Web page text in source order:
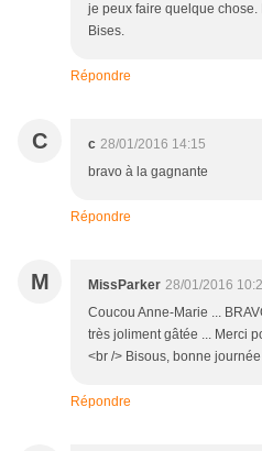
je peux faire quelque
Bises.
Répondre
C c 28/01/2016 14:15
bravo à la gagnante
Répondre
M MissParker 28/01/2016
Coucou Anne-Marie ...
très joliment gâtée ... Merci
<br /> Bisous, bonne journée
Répondre